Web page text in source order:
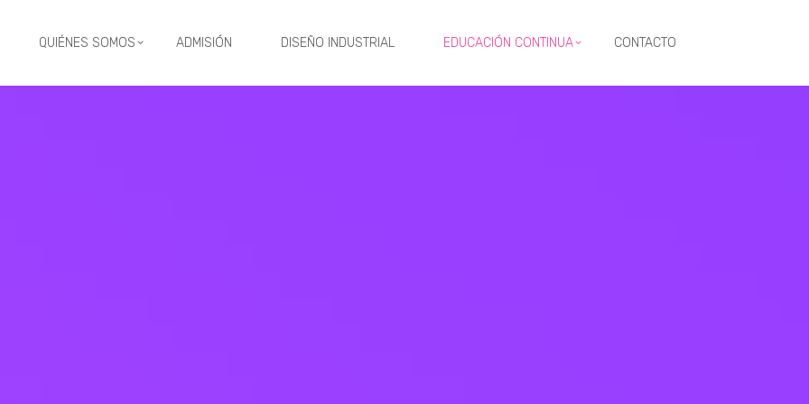
QUIÉNES SOMOS ADMISIÓN DISEÑO INDUSTRIAL EDUCACIÓN CONTINUA CONTACTO